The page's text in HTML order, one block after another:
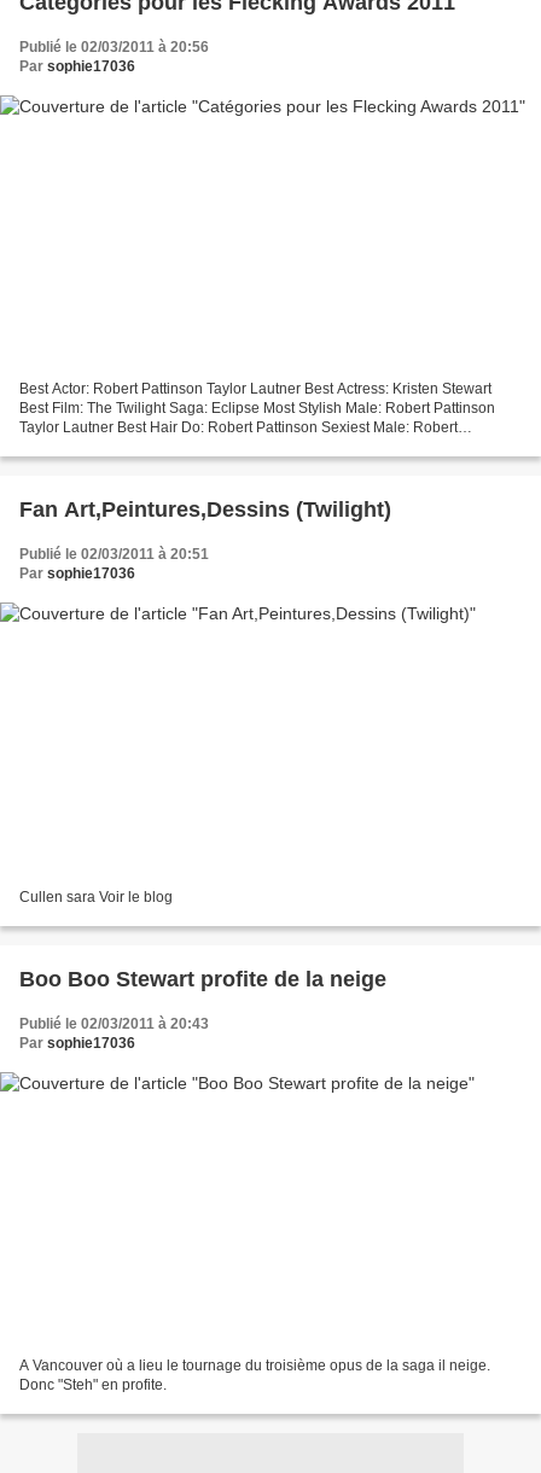
Publié le 02/03/2011 à 20:56
Par sophie17036
Best Actor: Robert Pattinson Taylor Lautner Best Actress: Kristen Stewart
Best Film: The Twilight Saga: Eclipse Most Stylish Male: Robert Pattinson
Taylor Lautner Best Hair Do: Robert Pattinson Sexiest Male: Robert
Fan Art,Peintures,Dessins (Twilight)
Publié le 02/03/2011 à 20:51
Par sophie17036
Cullen sara Voir le blog
Boo Boo Stewart profite de la neige
Publié le 02/03/2011 à 20:43
Par sophie17036
A Vancouver où a lieu le tournage du troisième opus de la saga il neige.
Donc "Steh" en profite.